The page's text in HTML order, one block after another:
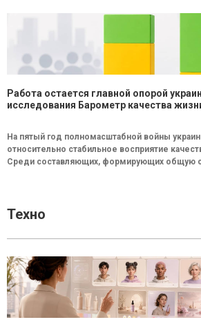
Работа остается главной опорой
исследования Барометр качества
На пятый год полномасштабной войны
относительно стабильное восприятие
Среди составляющих, формирующих общую
Техно